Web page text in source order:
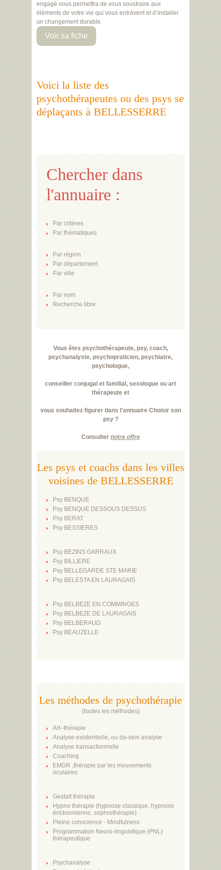
engagé vous permettra de vous soustraire aux
éléments de votre vie qui vous entravent et d’installer
un changement durable.
Voir sa fiche
Voici la liste des
psychothérapeutes ou des psys se
déplaçants à BELLESSERRE
Chercher dans
l'annuaire :
Par critères
Par thématiques
Par région
Par département
Par ville
Par nom
Recherche libre
Vous êtes psychothérapeute, psy, coach,
psychanalyste, psychopraticien, psychiatre,
psychologue,
conseiller conjugal et familial, sexologue ou art
thérapeute et
vous souhaitez figurer dans l'annuaire Choisir son
psy ?
Consulter notre offre
Les psys et coachs dans les villes
voisines de BELLESSERRE
Psy BENQUE
Psy BENQUE DESSOUS DESSUS
Psy BERAT
Psy BESSIERES
Psy BEZINS GARRAUX
Psy BILLIERE
Psy BELLEGARDE STE MARIE
Psy BELESTA EN LAURAGAIS
Psy BELBEZE EN COMMINGES
Psy BELBEZE DE LAURAGAIS
Psy BELBERAUD
Psy BEAUZELLE
Les méthodes de psychothérapie
(toutes les méthodes)
Art–thérapie
Analyse existentielle, ou da-sein analyse
Analyse transactionnelle
Coaching
EMDR ,thérapie par les mouvements
oculaires
Gestalt thérapie
Hypno thérapie (hypnose classique, hypnose
éricksonienne, sophrothérapie)
Pleine conscience - Mindfulness
Programmation Neuro-linguistique (PNL)
thérapeutique
Psychanalyse